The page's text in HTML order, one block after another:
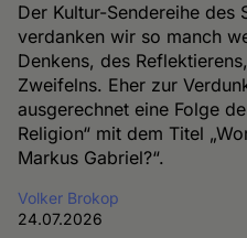
Der Kultur-Sendereihe des
verdanken wir so manch
Denkens, des
Zweifelns. Eher zur
ausgerechnet eine Folge
Religion“ mit dem Titel
Markus Gabriel?“.
Volker Brokop
24.07.2026